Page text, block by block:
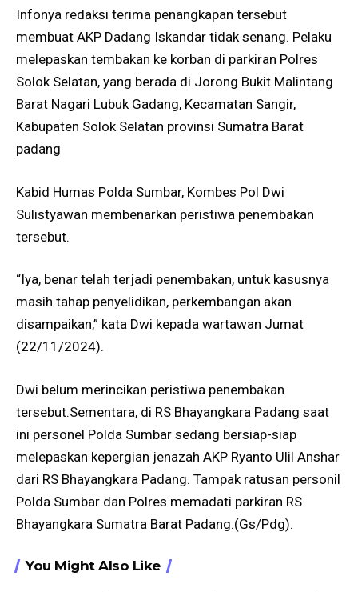
Infonya redaksi terima penangkapan tersebut
membuat AKP Dadang Iskandar tidak senang. Pelaku
melepaskan tembakan ke korban di parkiran Polres
Solok Selatan, yang berada di Jorong Bukit Malintang
Barat Nagari Lubuk Gadang, Kecamatan Sangir,
Kabupaten Solok Selatan provinsi Sumatra Barat
padang
Kabid Humas Polda Sumbar, Kombes Pol Dwi
Sulistyawan membenarkan peristiwa penembakan
tersebut.
“Iya, benar telah terjadi penembakan, untuk kasusnya
masih tahap penyelidikan, perkembangan akan
disampaikan,” kata Dwi kepada wartawan Jumat
(22/11/2024).
Dwi belum merincikan peristiwa penembakan
tersebut.Sementara, di RS Bhayangkara Padang saat
ini personel Polda Sumbar sedang bersiap-siap
melepaskan kepergian jenazah AKP Ryanto Ulil Anshar
dari RS Bhayangkara Padang. Tampak ratusan personil
Polda Sumbar dan Polres memadati parkiran RS
Bhayangkara Sumatra Barat Padang.(Gs/Pdg).
You Might Also Like